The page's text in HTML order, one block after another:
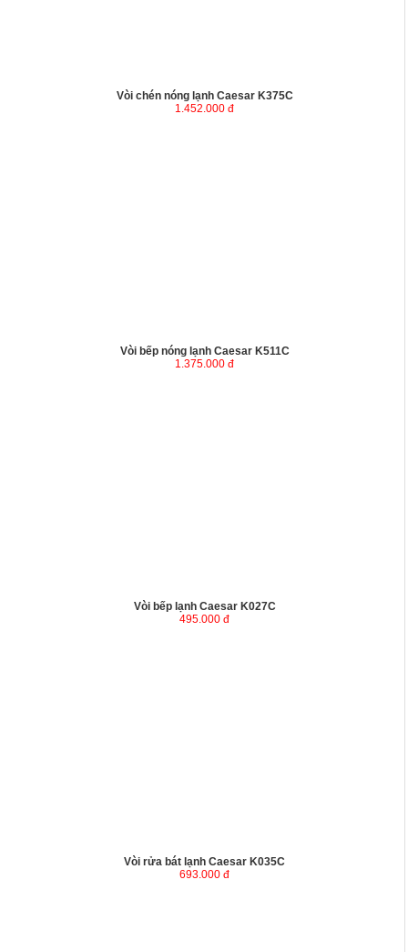
Vòi chén nóng lạnh Caesar K375C
1.452.000 đ
Vòi bếp nóng lạnh Caesar K511C
1.375.000 đ
Vòi bếp lạnh Caesar K027C
495.000 đ
Vòi rửa bát lạnh Caesar K035C
693.000 đ